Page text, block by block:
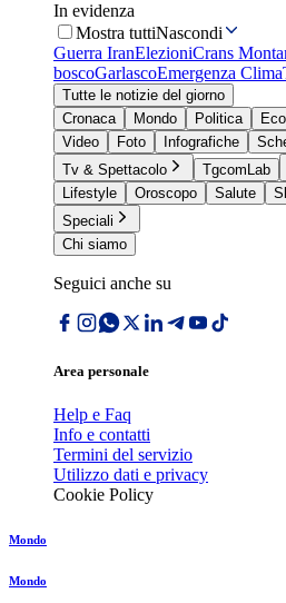
In evidenza
Mostra tuttiNascondi
Guerra IranElezioniCrans
boscoGarlascoEmergenza Clima
Tutte le notizie del giorno
Cronaca
Mondo Politica
Video
Foto Infografiche
Tv & Spettacolo
TgcomLab
Lifestyle
Oroscopo Salute
Speciali
Chi siamo
Seguici anche su
Area personale
Help e Faq
Info e contatti
Termini del servizio
Utilizzo dati e privacy
Cookie Policy
Mondo
Mondo